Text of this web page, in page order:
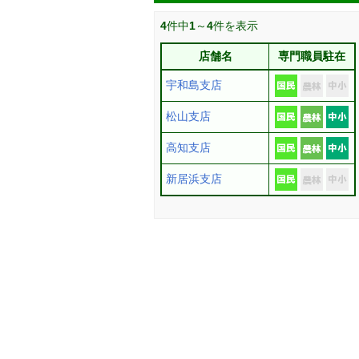
4件中1～4件を表示
店舗名 専門職員駐在
宇和島支店
松山支店
高知支店
新居浜支店